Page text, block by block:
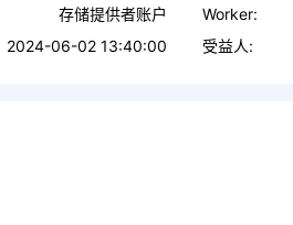
存储提供者账户
2024-06-02 13:40:00
Worker:
受益人: